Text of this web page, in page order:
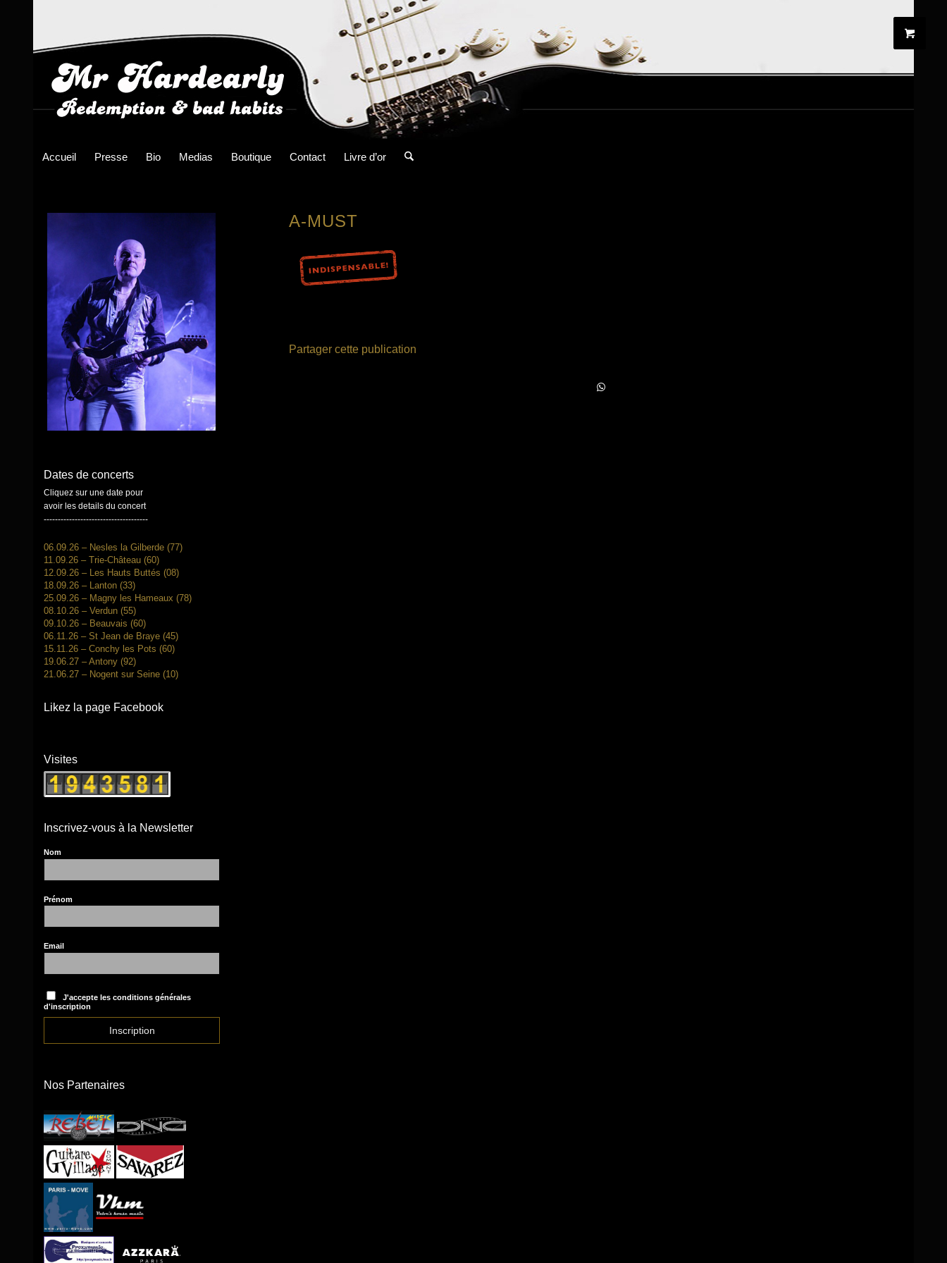
Accueil Presse Bio Medias Boutique Contact Livre d’or
A-MUST
Partager cette publication
Dates de concerts
Cliquez sur une date pour
avoir les details du concert
-------------------------------------
06.09.26 – Nesles la Gilberde (77)
11.09.26 – Trie-Château (60)
12.09.26 – Les Hauts Buttés (08)
18.09.26 – Lanton (33)
25.09.26 – Magny les Hameaux (78)
08.10.26 – Verdun (55)
09.10.26 – Beauvais (60)
06.11.26 – St Jean de Braye (45)
15.11.26 – Conchy les Pots (60)
19.06.27 – Antony (92)
21.06.27 – Nogent sur Seine (10)
Likez la page Facebook
Visites
Inscrivez-vous à la Newsletter
Nom
Prénom
Email
J'accepte les conditions générales
d'inscription
Nos Partenaires